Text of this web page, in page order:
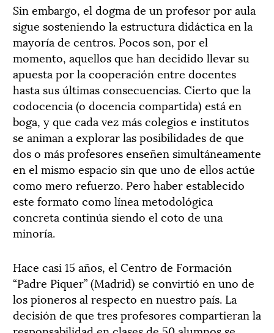
Sin embargo, el dogma de un profesor por aula
sigue sosteniendo la estructura didáctica en la
mayoría de centros. Pocos son, por el
momento, aquellos que han decidido llevar su
apuesta por la cooperación entre docentes
hasta sus últimas consecuencias. Cierto que la
codocencia (o docencia compartida) está en
boga, y que cada vez más colegios e institutos
se animan a explorar las posibilidades de que
dos o más profesores enseñen simultáneamente
en el mismo espacio sin que uno de ellos actúe
como mero refuerzo. Pero haber establecido
este formato como línea metodológica
concreta continúa siendo el coto de una
minoría.
Hace casi 15 años, el Centro de Formación
“Padre Piquer” (Madrid) se convirtió en uno de
los pioneros al respecto en nuestro país. La
decisión de que tres profesores compartieran la